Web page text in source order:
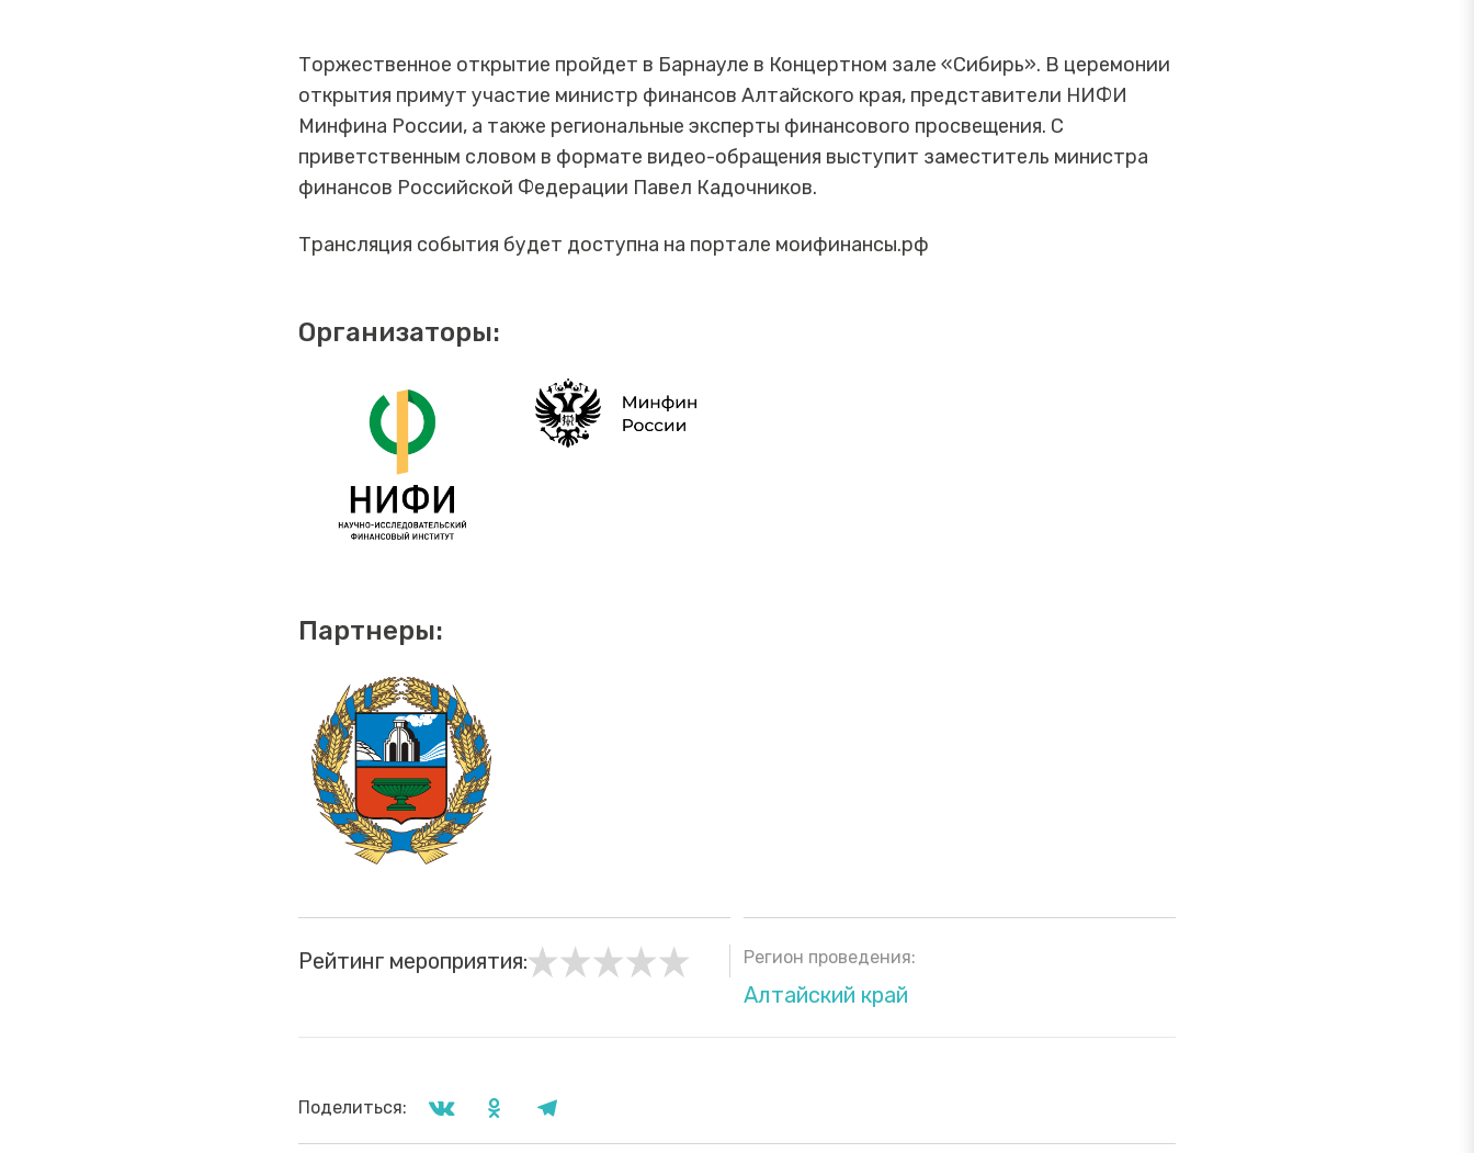
Торжественное открытие пройдет в Барнауле в Концертном зале «Сибирь». В церемонии
открытия примут участие министр финансов Алтайского края, представители НИФИ
Минфина России, а также региональные эксперты финансового просвещения. С
приветственным словом в формате видео-обращения выступит заместитель министра
финансов Российской Федерации Павел Кадочников.
Трансляция события будет доступна на портале моифинансы.рф
Организаторы:
Партнеры:
Рейтинг мероприятия: Регион проведения:
Алтайский край
Поделиться: